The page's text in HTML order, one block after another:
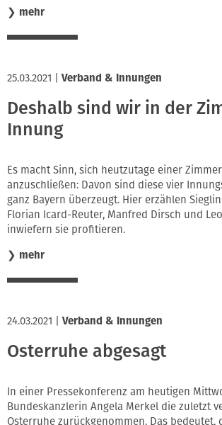
❯ mehr
25.03.2021 Verband & Innungen
Deshalb sind wir in der
Innung
Es macht Sinn, sich heutzutage einer
anzuschließen: Davon sind diese vier
ganz Bayern überzeugt. Hier erzählen
Florian Icard-Reuter, Manfred Dirsch und
inwiefern sie profitieren.
❯ mehr
24.03.2021 Verband & Innungen
Osterruhe abgesagt
In einer Pressekonferenz am heutigen
Bundeskanzlerin Angela Merkel die zuletzt
Osterruhe zurückgenommen. Das bedeutet,